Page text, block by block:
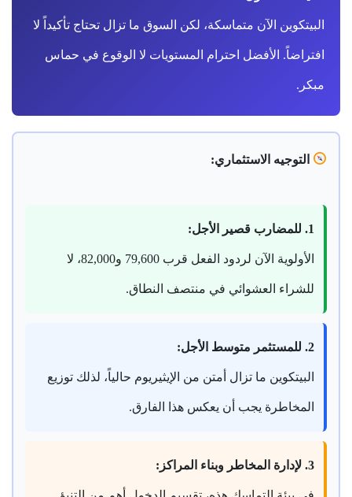
البيتكوين الآن متماسكة، لكن السوق ما تزال تحتاج تأكيداً لا
افتراضاً. الأفضل احترام المستويات لا الوقوع في حماس
مبكر.
التوجيه الاستثماري:
1. للمضارب قصير الأجل:
الأولوية الآن لردود الفعل قرب 79,600 و82,000، لا
للشراء العشوائي في منتصف النطاق.
2. للمستثمر متوسط الأجل:
البيتكوين ما تزال أمتن من الإيثيريوم حالياً، لذلك توزيع
المخاطرة يجب أن يعكس هذا الفارق.
3. لإدارة المخاطر وبناء المراكز: